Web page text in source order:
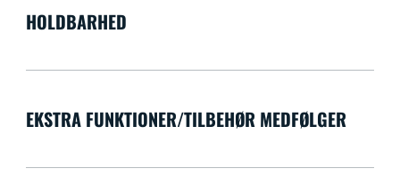
HOLDBARHED
EKSTRA FUNKTIONER/TILBEHØR MEDFØLGER